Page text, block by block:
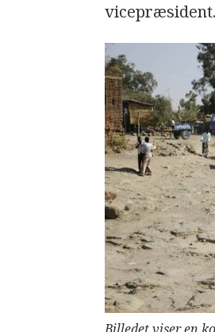
vicepræsident.